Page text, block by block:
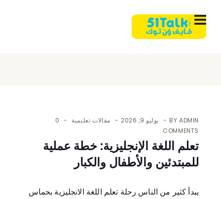
BY ADMIN يوليو 9, 2026 مقالات تعليمية
0
COMMENTS
تعلم اللغة الإنجليزية: خطة عملية
للمبتدئين والأطفال والكبار
يبدأ كثير من الناس رحلة تعلم اللغة الانجليزية بحماس